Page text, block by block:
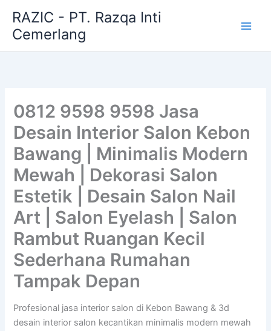
content
RAZIC - PT. Razqa Inti
Cemerlang
0812 9598 9598 Jasa
Desain Interior Salon Kebon
Bawang | Minimalis Modern
Mewah | Dekorasi Salon
Estetik | Desain Salon Nail
Art | Salon Eyelash | Salon
Rambut Ruangan Kecil
Sederhana Rumahan
Tampak Depan
Profesional jasa interior salon di Kebon Bawang & 3d
desain interior salon kecantikan minimalis modern mewah